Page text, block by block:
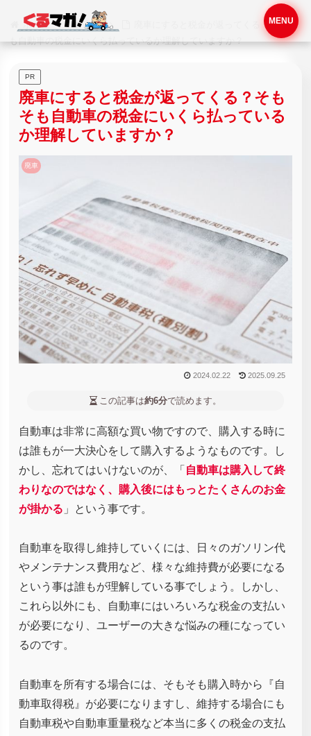
ホーム 廃車
廃車にすると税金が返ってくる？そもそ
も自動車の税金にいくら払っているか理解していますか？
PR
廃車にすると税金が返ってくる？そも
そも自動車の税金にいくら払っている
か理解していますか？
廃車
2024.02.22 2025.09.25
この記事は約6分で読めます。
自動車は非常に高額な買い物ですので、購入する時に
は誰もが一大決心をして購入するようなものです。し
かし、忘れてはいけないのが、「 自動車は購入して終
わりなのではなく、購入後にはもっとたくさんのお金
が掛かる 」という事です。
自動車を取得し維持していくには、日々のガソリン代
やメンテナンス費用など、様々な維持費が必要になる
という事は誰もが理解している事でしょう。しかし、
これら以外にも、自動車にはいろいろな税金の支払い
が必要になり、ユーザーの大きな悩みの種になってい
るのです。
自動車を所有する場合には、そもそも購入時から『自
動車取得税』が必要になりますし、維持する場合にも
自動車税や自動車重量税など本当に多くの税金の支払
MENU